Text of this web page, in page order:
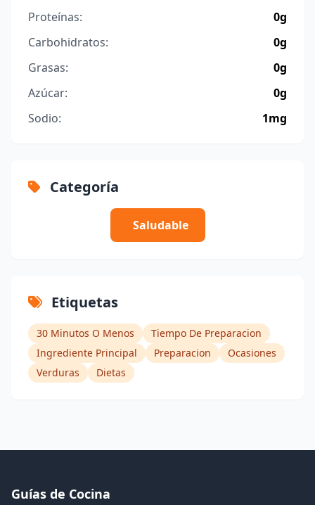
Proteínas:
0g
Carbohidratos:
0g
Grasas:
0g
Azúcar:
0g
Sodio:
1mg
Categoría
Saludable
Etiquetas
30 Minutos O Menos
Tiempo De Preparacion
Ingrediente Principal
Preparacion
Ocasiones
Verduras
Dietas
Guías de Cocina